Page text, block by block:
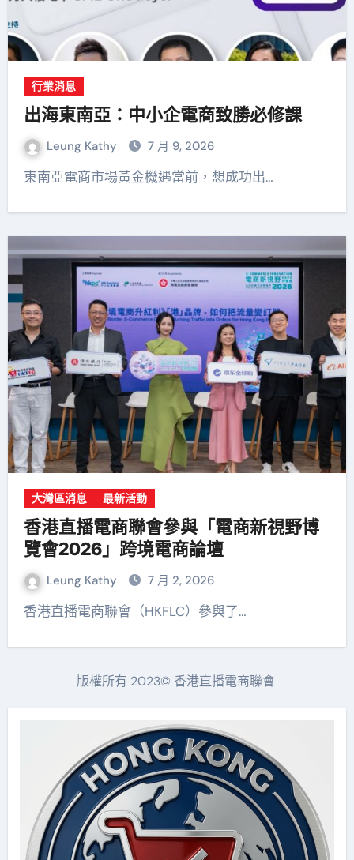
行業消息
出海東南亞：中小企電商致勝必修課
Leung Kathy 7 月 9, 2026
東南亞電商市場黃金機遇當前，想成功出…
大灣區消息 最新活動
香港直播電商聯會參與「電商新視野博
覽會2026」跨境電商論壇
Leung Kathy 7 月 2, 2026
香港直播電商聯會（HKFLC）參與了…
版權所有 2023© 香港直播電商聯會